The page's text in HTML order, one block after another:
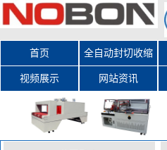
首页 全自动封切收缩
包装机
视频展示 网站资讯